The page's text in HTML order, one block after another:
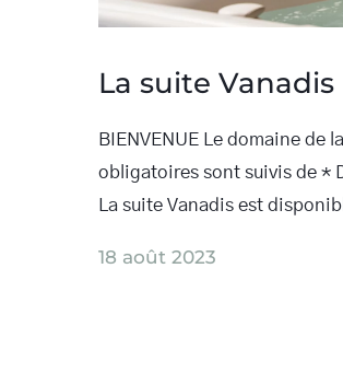
La suite Vanadis
BIENVENUE Le domaine de
obligatoires sont suivis de *
La suite Vanadis est
18 août 2023